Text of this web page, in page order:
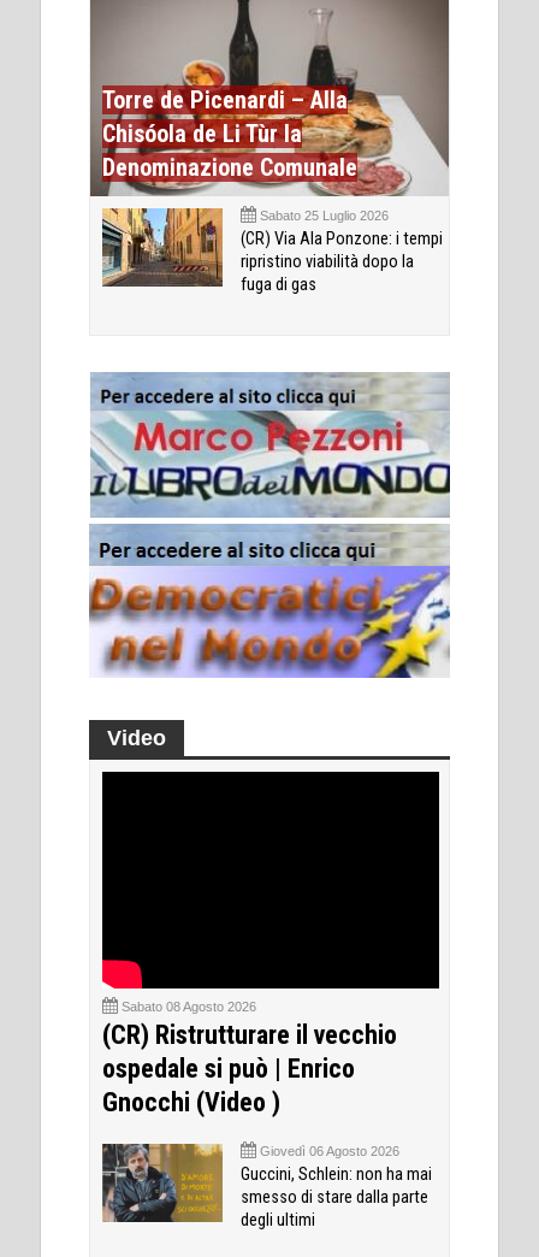
Torre de Picenardi – Alla
Chisóola de Li Tùr la
Denominazione Comunale
Sabato 25 Luglio 2026
(CR) Via Ala Ponzone: i tempi
ripristino viabilità dopo la
fuga di gas
Video
Sabato 08 Agosto 2026
(CR) Ristrutturare il vecchio
ospedale si può | Enrico
Gnocchi (Video )
Giovedì 06 Agosto 2026
Guccini, Schlein: non ha mai
smesso di stare dalla parte
degli ultimi